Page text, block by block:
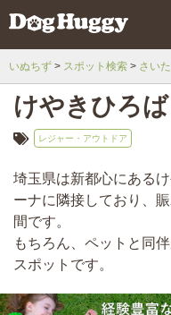
いぬちず スポット検索 さい
けやきひろば
レジャー・アウトドア
埼玉県は新都心にある
ーナに隣接しており、
間です。
もちろん、ペットと同
スポットです。